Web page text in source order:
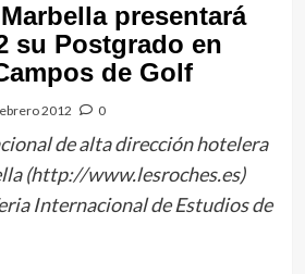
presentará
su Postgrado en
de Golf
2012 0
de alta dirección hotelera
(http://www.lesroches.es)
Internacional de Estudios de